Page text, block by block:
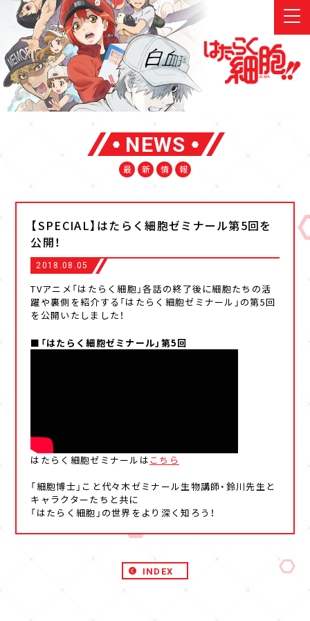
NEWS
最 新 情 報
【SPECIAL】はたらく細胞ゼミナール第5回を
公開！
2018.08.05
TVアニメ「はたらく細胞」各話の終了後に細胞たちの活
躍や裏側を紹介する「はたらく細胞ゼミナール」の第5回
を公開いたしました！
■「はたらく細胞ゼミナール」第5回
はたらく細胞ゼミナールは こちら
「細胞博士」こと代々木ゼミナール生物講師・鈴川先生と
キャラクターたちと共に
「はたらく細胞」の世界をより深く知ろう！
INDEX